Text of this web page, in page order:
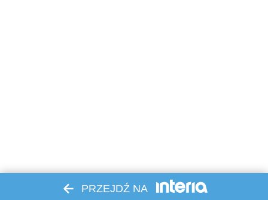
PRZEJDŹ NA